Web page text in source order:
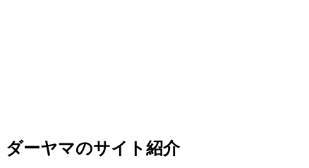
ダーヤマのサイト紹介